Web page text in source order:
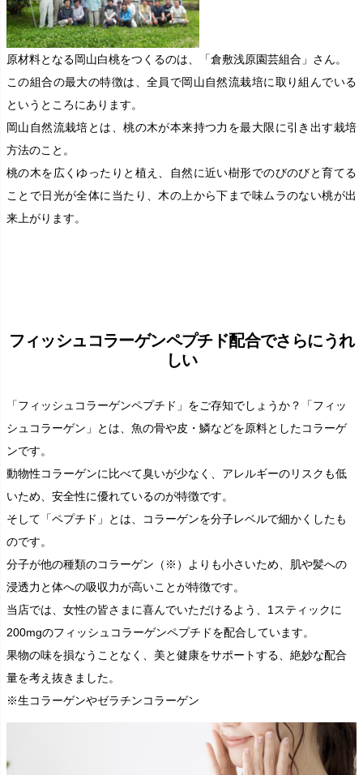
原材料となる岡山白桃をつくるのは、「倉敷浅原園芸組合」さん。
この組合の最大の特徴は、全員で岡山自然流栽培に取り組んでいる
というところにあります。
岡山自然流栽培とは、桃の木が本来持つ力を最大限に引き出す栽培
方法のこと。
桃の木を広くゆったりと植え、自然に近い樹形でのびのびと育てる
ことで日光が全体に当たり、木の上から下まで味ムラのない桃が出
来上がります。
フィッシュコラーゲンペプチド配合でさらにうれ
しい
「フィッシュコラーゲンペプチド」をご存知でしょうか？「フィッ
シュコラーゲン」とは、魚の骨や皮・鱗などを原料としたコラーゲ
ンです。
動物性コラーゲンに比べて臭いが少なく、アレルギーのリスクも低
いため、安全性に優れているのが特徴です。
そして「ペプチド」とは、コラーゲンを分子レベルで細かくしたも
のです。
分子が他の種類のコラーゲン（※）よりも小さいため、肌や髪への
浸透力と体への吸収力が高いことが特徴です。
当店では、女性の皆さまに喜んでいただけるよう、1スティックに
200mgのフィッシュコラーゲンペプチドを配合しています。
果物の味を損なうことなく、美と健康をサポートする、絶妙な配合
量を考え抜きました。
※生コラーゲンやゼラチンコラーゲン